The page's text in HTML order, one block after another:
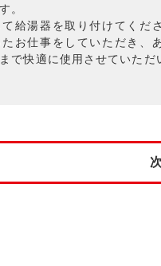
。
給湯器を取り付けてくだ
お仕事をしていただき、
で快適に使用させていただ